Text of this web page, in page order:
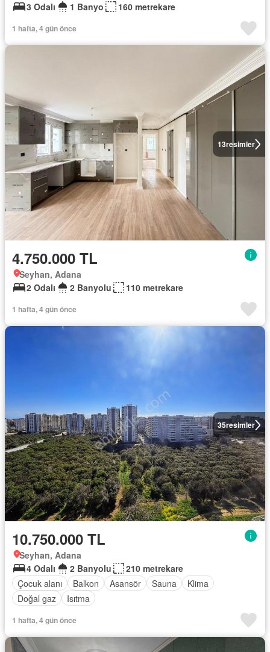
3 Odalı
1 Banyo 160 metrekare
1 hafta, 4 gün önce
13resimler
4.750.000 TL
Seyhan, Adana
2 Odalı
2 Banyolu 110 metrekare
1 hafta, 4 gün önce
35resimler
10.750.000 TL
Seyhan, Adana
4 Odalı
2 Banyolu
210 metrekare
Çocuk alanı
Balkon Asansör Sauna
Klima
Doğal gaz
Isıtma
1 hafta, 4 gün önce